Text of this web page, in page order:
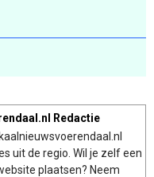
Redactie
uit de regio. Wil je zelf een
plaatsen? Neem